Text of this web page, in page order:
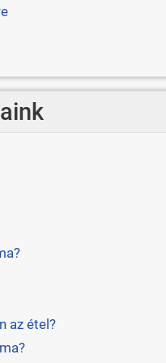
az étel?